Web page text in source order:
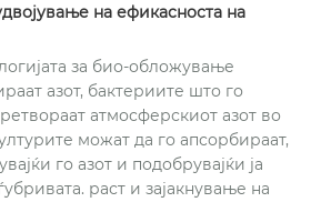
на ефикасноста на
за био-обложување
азот, бактериите што го
атмосферскиот азот во
можат да го апсорбираат,
го азот и подобрувајќи ја
раст и зајакнување на